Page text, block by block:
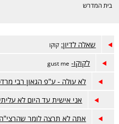
בית המדרש
שאלה לדיון: קוקו
לקוקו- gust me
לא עולה - ע"פ הגאון רבי
אני אישית עד היום לא
אתה לא תרצה לומר שהרצי"ה